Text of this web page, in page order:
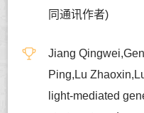
同通讯作者)
Jiang
Ping,Lu
light-mediated